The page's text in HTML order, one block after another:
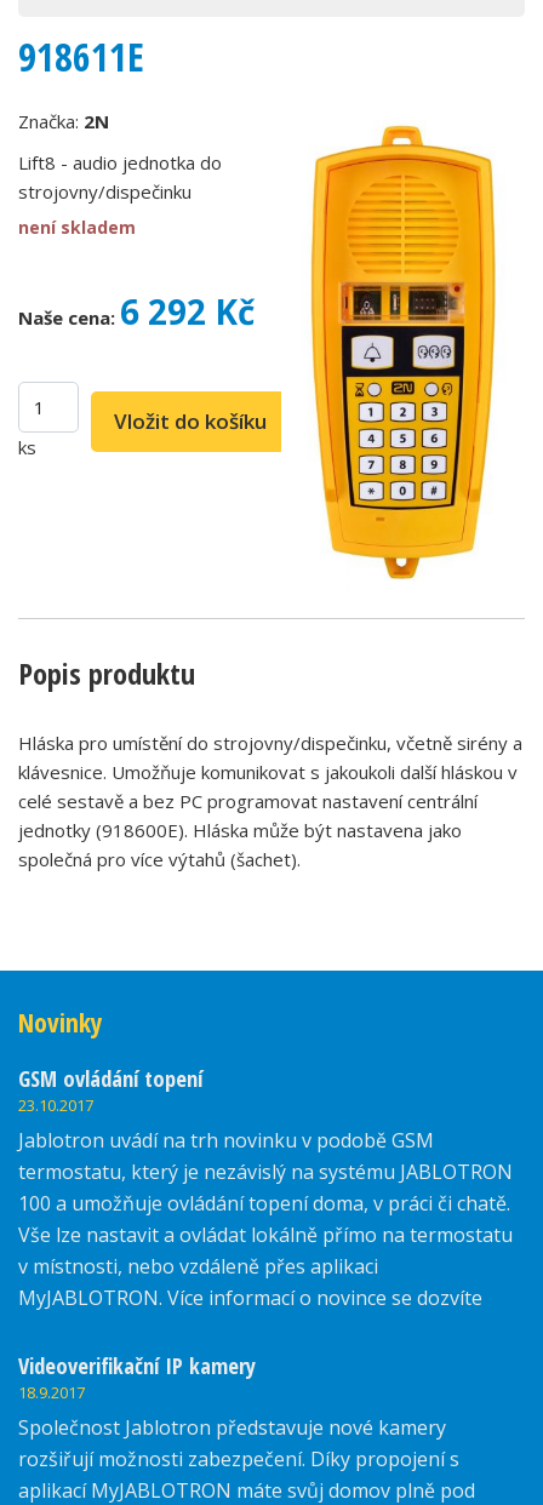
918611E
Značka: 2N
Lift8 - audio jednotka do
strojovny/dispečinku
není skladem
Naše cena: 6 292 Kč
ks
Popis produktu
Hláska pro umístění do strojovny/dispečinku, včetně sirény a
klávesnice. Umožňuje komunikovat s jakoukoli další hláskou v
celé sestavě a bez PC programovat nastavení centrální
jednotky (918600E). Hláska může být nastavena jako
společná pro více výtahů (šachet).
Novinky
GSM ovládání topení
23.10.2017
Jablotron uvádí na trh novinku v podobě GSM
termostatu, který je nezávislý na systému JABLOTRON
100 a umožňuje ovládání topení doma, v práci či chatě.
Vše lze nastavit a ovládat lokálně přímo na termostatu
v místnosti, nebo vzdáleně přes aplikaci
MyJABLOTRON. Více informací o novince se dozvíte
Videoverifikační IP kamery
18.9.2017
Společnost Jablotron představuje nové kamery
rozšiřují možnosti zabezpečení. Díky propojení s
aplikací MyJABLOTRON máte svůj domov plně pod